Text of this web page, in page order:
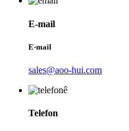
E-mail
E-mail
sales@aoo-hui.com
Telefon